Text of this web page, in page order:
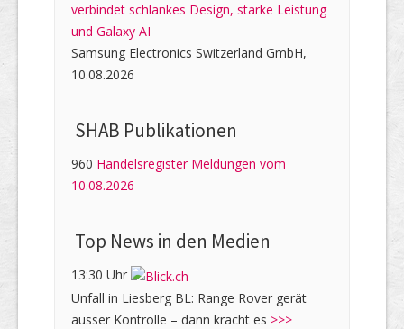
verbindet schlankes Design, starke Leistung
und Galaxy AI
Samsung Electronics Switzerland GmbH,
10.08.2026
SHAB Publi­kati­onen
960 Handelsregister Meldungen vom
10.08.2026
Top News in den Medien
13:30 Uhr
Unfall in Liesberg BL: Range Rover gerät
ausser Kontrolle – dann kracht es >>>